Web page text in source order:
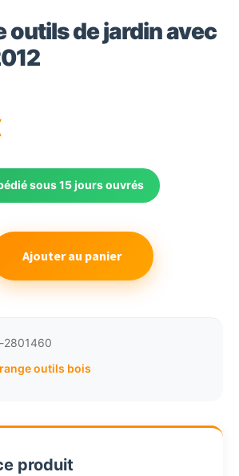
outils de jardin avec
sous 15 jours ouvrés
Ajouter au panier
2801460
outils bois
produit